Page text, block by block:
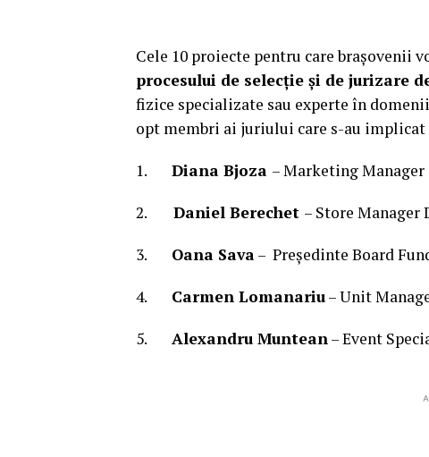
Cele 10 proiecte pentru care brașovenii
procesului de selecție și de jurizare
fizice specializate sau experte în
opt membri ai juriului care s-au implicat
1. Diana Bjoza – Marketing
2. Daniel Berechet – Store Manager
3. Oana Sava– Președinte Board
4. Carmen Lomanariu– Unit
5. Alexandru Muntean– Event